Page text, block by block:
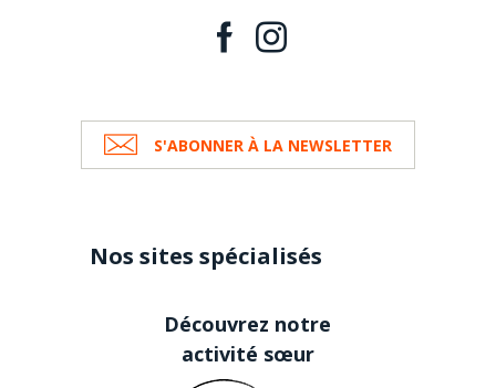
S'ABONNER À LA NEWSLETTER
Nos sites spécialisés
Découvrez notre
activité sœur